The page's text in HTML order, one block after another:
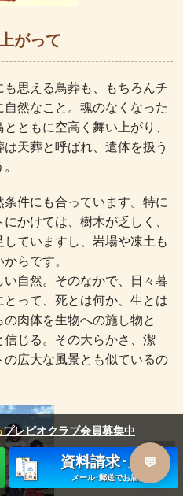
がって
思える鳥葬も、もちろんチ
然なこと。魂のなくなった
ともに空高く舞い上がり、
天葬と呼ばれ、遺体を扱う
件にも合っています。特に
かけては、樹木が乏しく、
ていますし、岩場や凍土も
らです。
自然。そのなかで、日々暮
って、死とは何か、生とは
肉体を生物への施し物と
信じる。その大らかさ、潔
広大な風景とも似ているの
プレビオクラブ会員募集中
資料請求･見積
メール･郵送でお届け